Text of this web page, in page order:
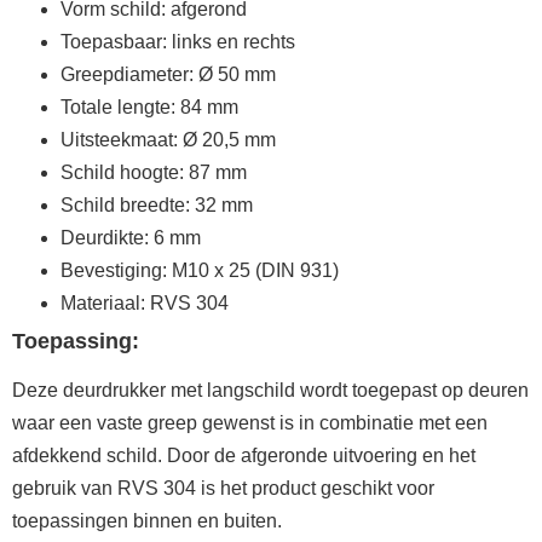
Vorm schild: afgerond
Toepasbaar: links en rechts
Greepdiameter: Ø 50 mm
Totale lengte: 84 mm
Uitsteekmaat: Ø 20,5 mm
Schild hoogte: 87 mm
Schild breedte: 32 mm
Deurdikte: 6 mm
Bevestiging: M10 x 25 (DIN 931)
Materiaal: RVS 304
Toepassing:
Deze deurdrukker met langschild wordt toegepast op deuren
waar een vaste greep gewenst is in combinatie met een
afdekkend schild. Door de afgeronde uitvoering en het
gebruik van RVS 304 is het product geschikt voor
toepassingen binnen en buiten.